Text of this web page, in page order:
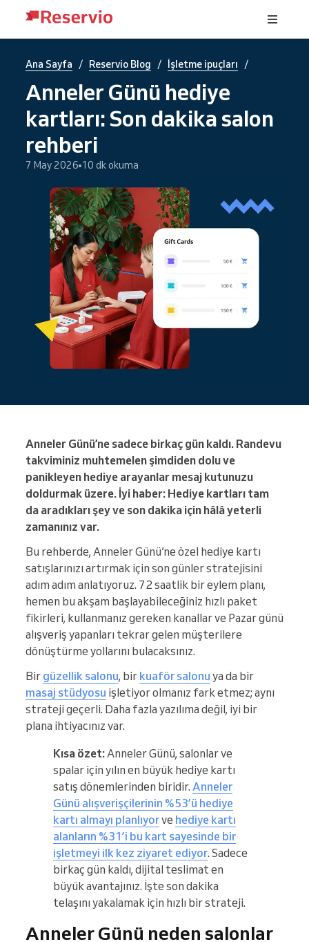
Ana Sayfa / Reservio Blog / İşletme ipuçları /
Anneler Günü hediye
kartları: Son dakika salon
rehberi
7 May 2026 10 dk okuma
Anneler Günü’ne sadece birkaç gün kaldı. Randevu
takviminiz muhtemelen şimdiden dolu ve
panikleyen hediye arayanlar mesaj kutunuzu
doldurmak üzere. İyi haber: Hediye kartları tam
da aradıkları şey ve son dakika için hâlâ yeterli
zamanınız var.
Bu rehberde, Anneler Günü’ne özel hediye kartı
satışlarınızı artırmak için son günler stratejisini
adım adım anlatıyoruz. 72 saatlik bir eylem planı,
hemen bu akşam başlayabileceğiniz hızlı paket
fikirleri, kullanmanız gereken kanallar ve Pazar günü
alışveriş yapanları tekrar gelen müşterilere
dönüştürme yollarını bulacaksınız.
Bir güzellik salonu, bir kuaför salonu ya da bir
masaj stüdyosu işletiyor olmanız fark etmez; aynı
strateji geçerli. Daha fazla yazılıma değil, iyi bir
plana ihtiyacınız var.
Kısa özet:Anneler Günü, salonlar ve
spalar için yılın en büyük hediye kartı
satış dönemlerinden biridir. Anneler
Günü alışverişçilerinin %53’ü hediye
kartı almayı planlıyorve hediye kartı
alanların %31’i bu kart sayesinde bir
işletmeyi ilk kez ziyaret ediyor. Sadece
birkaç gün kaldı, dijital teslimat en
büyük avantajınız. İşte son dakika
telaşını yakalamak için hızlı bir strateji.
Anneler Günü neden salonlar